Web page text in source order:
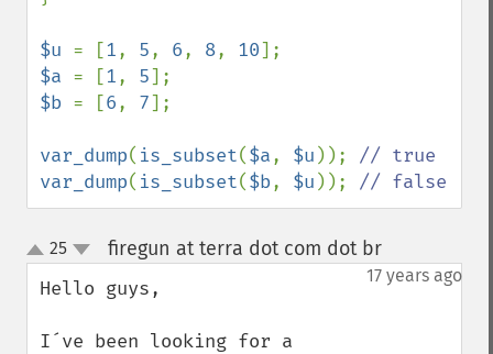
$u = [1, 5, 6, 8, 10
$a = [1, 5
$b = [6, 7];
var_dump( is_subset($a, $u ));
var_dump( is_subset($b, $u )); // false
up
down
25 firegun at terra dot com dot br¶
17 years ago
Hello guys,
I´ve been looking for a